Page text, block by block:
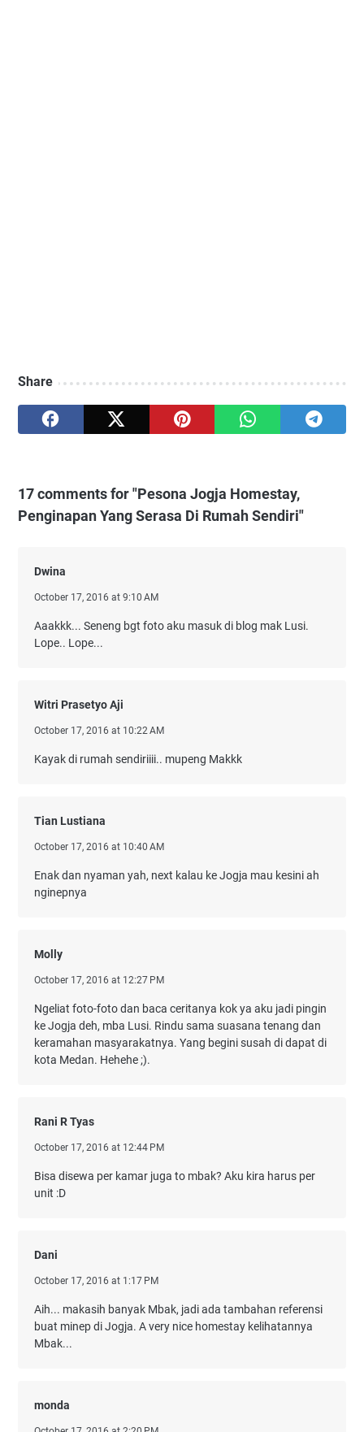
Share
17 comments for "Pesona Jogja Homestay,
Penginapan Yang Serasa Di Rumah Sendiri"
Dwina
October 17, 2016 at 9:10 AM
Aaakkk... Seneng bgt foto aku masuk di blog mak Lusi.
Lope.. Lope...
Witri Prasetyo Aji
October 17, 2016 at 10:22 AM
Kayak di rumah sendiriiii.. mupeng Makkk
Tian Lustiana
October 17, 2016 at 10:40 AM
Enak dan nyaman yah, next kalau ke Jogja mau kesini ah
nginepnya
Molly
October 17, 2016 at 12:27 PM
Ngeliat foto-foto dan baca ceritanya kok ya aku jadi pingin
ke Jogja deh, mba Lusi. Rindu sama suasana tenang dan
keramahan masyarakatnya. Yang begini susah di dapat di
kota Medan. Hehehe ;).
Rani R Tyas
October 17, 2016 at 12:44 PM
Bisa disewa per kamar juga to mbak? Aku kira harus per
unit :D
Dani
October 17, 2016 at 1:17 PM
Aih... makasih banyak Mbak, jadi ada tambahan referensi
buat minep di Jogja. A very nice homestay kelihatannya
Mbak...
monda